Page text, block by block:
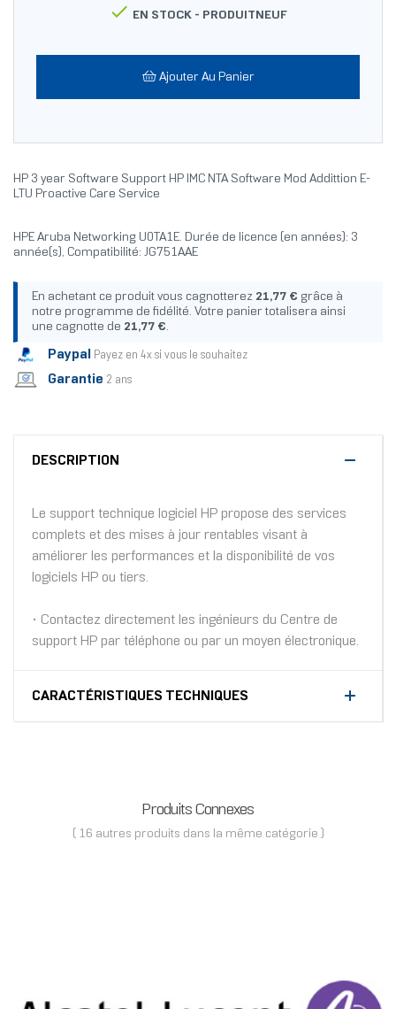
 EN STOCK - PRODUITNEUF
Ajouter Au Panier
HP 3 year Software Support HP IMC NTA Software Mod Addittion E-
LTU Proactive Care Service
HPE Aruba Networking U0TA1E. Durée de licence (en années): 3
année(s), Compatibilité: JG751AAE
En achetant ce produit vous cagnotterez 21,77 € grâce à
notre programme de fidélité. Votre panier totalisera ainsi
une cagnotte de 21,77 €.
Paypal Payez en 4x si vous le souhaitez
Garantie 2 ans
DESCRIPTION
Le support technique logiciel HP propose des services
complets et des mises à jour rentables visant à
améliorer les performances et la disponibilité de vos
logiciels HP ou tiers.
• Contactez directement les ingénieurs du Centre de
support HP par téléphone ou par un moyen électronique.
CARACTÉRISTIQUES TECHNIQUES
Produits Connexes
( 16 autres produits dans la même catégorie )